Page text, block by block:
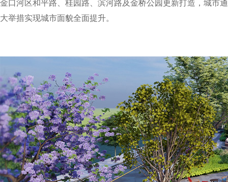
金口河区和平路、桂园路、滨河路及金桥公园更新打造，城市
大举措实现城市面貌全面提升。